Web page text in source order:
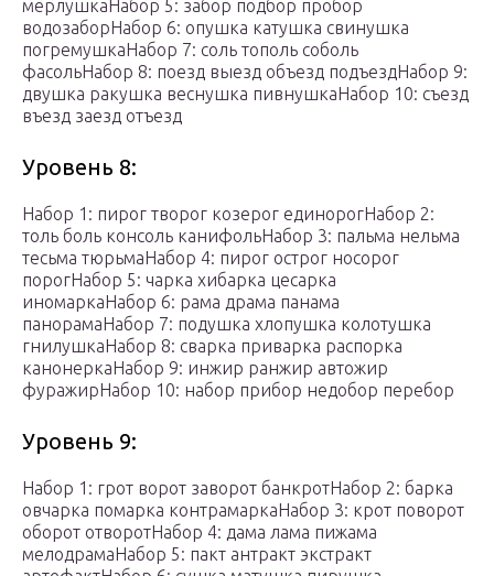
мерлушкаНабор 5: забор подбор пробор
водозаборНабор 6: опушка катушка свинушка
погремушкаНабор 7: соль тополь соболь
фасольНабор 8: поезд выезд объезд подъездНабор 9:
двушка ракушка веснушка пивнушкаНабор 10: съезд
въезд заезд отъезд
Уровень 8:
Набор 1: пирог творог козерог единорогНабор 2:
толь боль консоль канифольНабор 3: пальма нельма
тесьма тюрьмаНабор 4: пирог острог носорог
порогНабор 5: чарка хибарка цесарка
иномаркаНабор 6: рама драма панама
панорамаНабор 7: подушка хлопушка колотушка
гнилушкаНабор 8: сварка приварка распорка
канонеркаНабор 9: инжир ранжир автожир
фуражирНабор 10: набор прибор недобор перебор
Уровень 9:
Набор 1: грот ворот заворот банкротНабор 2: барка
овчарка помарка контрамаркаНабор 3: крот поворот
оборот отворотНабор 4: дама лама пижама
мелодрамаНабор 5: пакт антракт экстракт